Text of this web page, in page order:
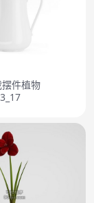
件植物